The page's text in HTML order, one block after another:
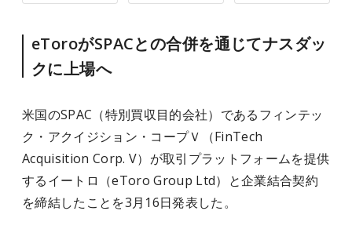
eToroがSPACとの合併を通じてナスダッ
クに上場へ
米国のSPAC（特別買収目的会社）であるフィンテッ
ク・アクイジション・コープＶ（FinTech
Acquisition Corp. V）が取引プラットフォームを提供
するイートロ（eToro Group Ltd）と企業結合契約
を締結したことを3月16日発表した。